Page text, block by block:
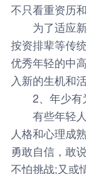
不只看重资历
为了适应新
按资排辈等传
优秀年轻的中
入新的生机和活
2、年少有
有些年轻人
人格和心理成
勇敢自信，敢
不怕挑战;又或